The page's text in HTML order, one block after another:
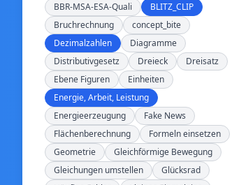
BBR-MSA-ESA-Quali
BLITZ_CLIP
Bruchrechnung
concept_bite
Dezimalzahlen
Diagramme
Distributivgesetz
Dreieck
Dreisatz
Ebene Figuren
Einheiten
Energie, Arbeit, Leistung
Energieerzeugung
Fake News
Flächenberechnung
Formeln einsetzen
Geometrie
Gleichförmige Bewegung
Gleichungen umstellen
Glücksrad